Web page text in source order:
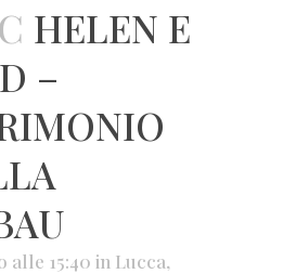
HELEN E
–
alle 15:40 in Lucca,